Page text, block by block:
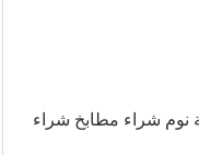
نوم شراء مطابخ شراء